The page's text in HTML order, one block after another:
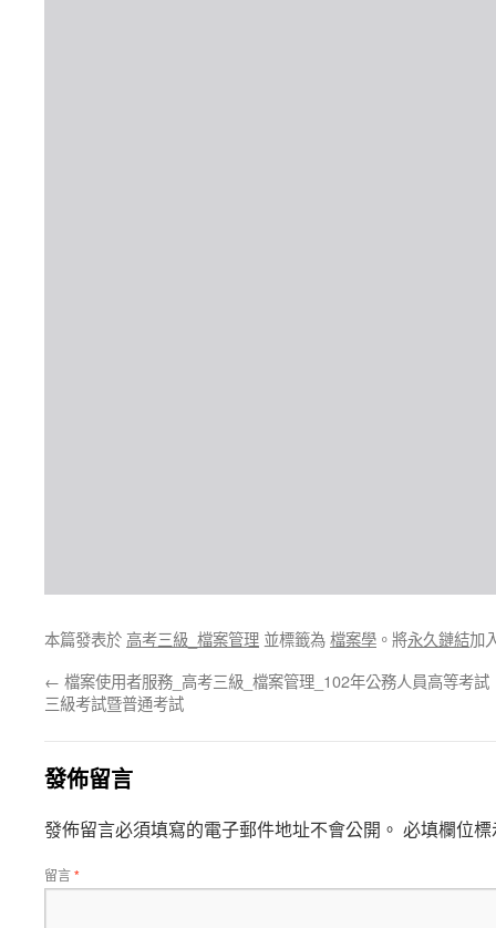
本篇發表於 高考三級_檔案管理 並標籤為檔案學 。將永久鏈結加
← 檔案使用者服務_高考三級_檔案管理_102年公務人員高等考試
三級考試暨普通考試
發佈留言
發佈留言必須填寫的電子郵件地址不會公開。 必填欄位
留言*